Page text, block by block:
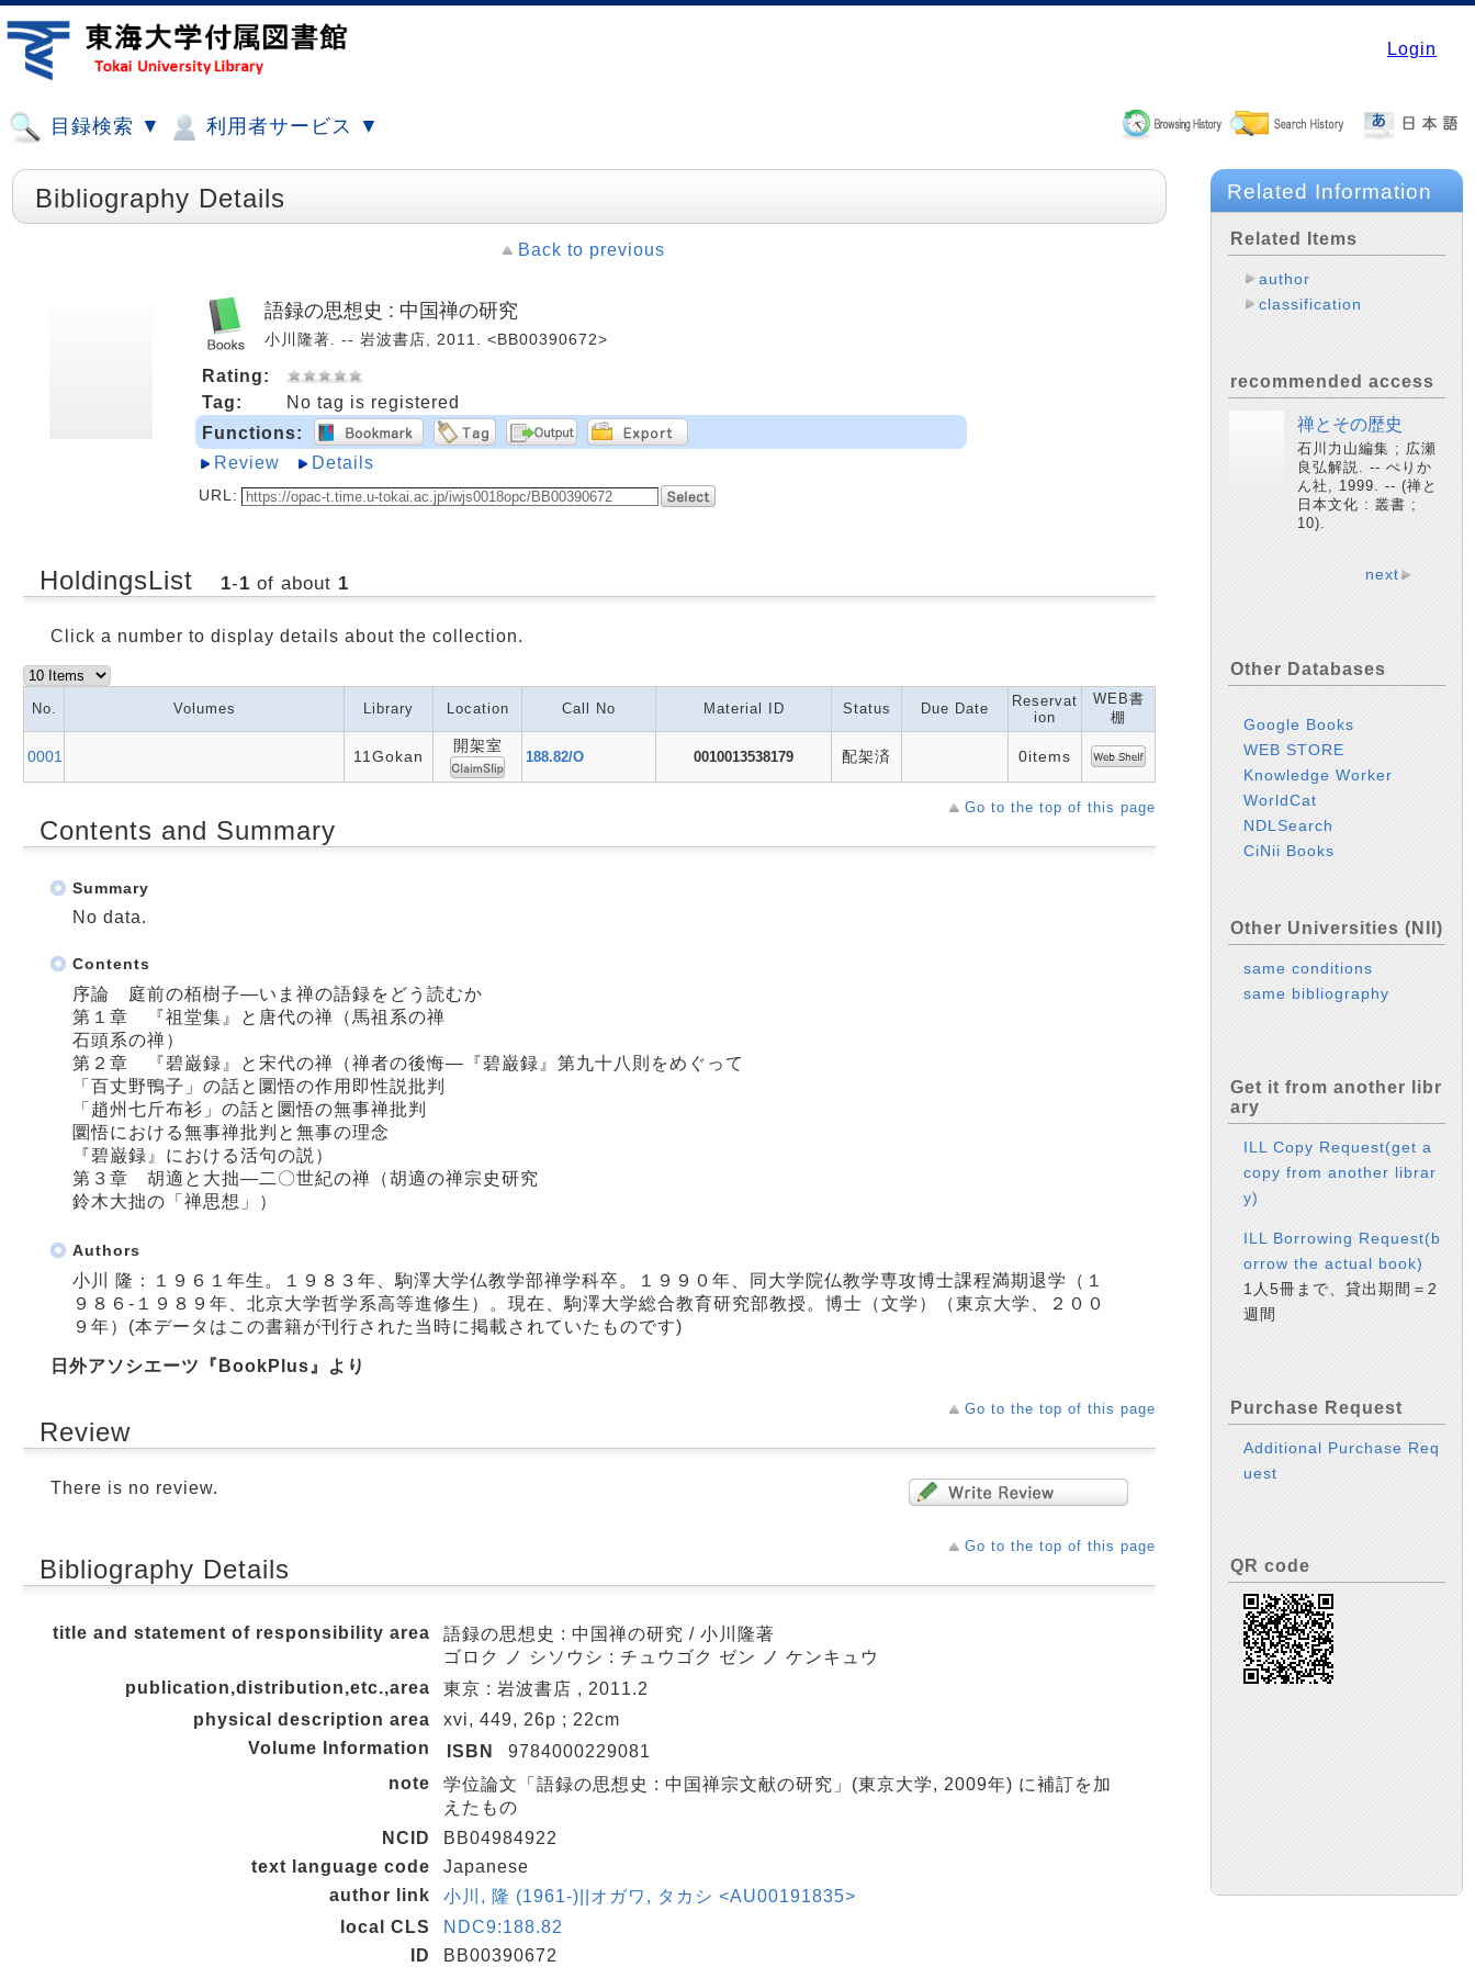
Login
目録検索 ▼ 利用者サービス ▼
Bibliography Details
Back to previous
語録の思想史 : 中国禅の研究
小川隆著. -- 岩波書店, 2011. <BB00390672>
Rating:
Tag:
No tag is registered
Functions:
Review
Details
URL:
HoldingsList 1-1 of about 1
Click a number to display details about the collection.
No. Volumes Library Location Call No Material ID Status Due Date
Reservat
ion
WEB書
棚
0001 11Gokan
開架室
188.82/O 0010013538179 配架済 0items
Go to the top of this page
Contents and Summary
Summary
No data.
Contents
序論 庭前の栢樹子―いま禅の語録をどう読むか
第１章 『祖堂集』と唐代の禅（馬祖系の禅
石頭系の禅）
第２章 『碧巌録』と宋代の禅（禅者の後悔―『碧巌録』第九十八則をめぐって
「百丈野鴨子」の話と圜悟の作用即性説批判
「趙州七斤布衫」の話と圜悟の無事禅批判
圜悟における無事禅批判と無事の理念
『碧巌録』における活句の説）
第３章 胡適と大拙―二〇世紀の禅（胡適の禅宗史研究
鈴木大拙の「禅思想」）
Authors
小川 隆：１９６１年生。１９８３年、駒澤大学仏教学部禅学科卒。１９９０年、同大学院仏教学専攻博士課程満期退学（１
９８６‐１９８９年、北京大学哲学系高等進修生）。現在、駒澤大学総合教育研究部教授。博士（文学）（東京大学、２００
９年）(本データはこの書籍が刊行された当時に掲載されていたものです)
日外アソシエーツ『BookPlus』より
Go to the top of this page
Review
There is no review.
Go to the top of this page
Bibliography Details
title and statement of responsibility area
語録の思想史 : 中国禅の研究 / 小川隆著
ゴロク ノ シソウシ : チュウゴク ゼン ノ ケンキュウ
publication,distribution,etc.,area
東京 : 岩波書店 , 2011.2
physical description area
xvi, 449, 26p ; 22cm
Volume Information
ISBN
9784000229081
note
学位論文「語録の思想史 : 中国禅宗文献の研究」(東京大学, 2009年) に補訂を加
えたもの
NCID
BB04984922
text language code
Japanese
author link
小川, 隆 (1961-)||オガワ, タカシ <AU00191835>
local CLS
NDC9:188.82
ID
BB00390672
Related Information
Related Items
author
classification
recommended access
禅とその歴史
石川力山編集 ; 広瀬
良弘解説. -- ぺりか
ん社, 1999. -- (禅と
日本文化 : 叢書 ;
10).
next
Other Databases
Google Books
WEB STORE
Knowledge Worker
WorldCat
NDLSearch
CiNii Books
Other Universities (NII)
same conditions
same bibliography
Get it from another libr
ary
ILL Copy Request(get a
copy from another librar
y)
ILL Borrowing Request(b
orrow the actual book)
1人5冊まで、貸出期間＝2
週間
Purchase Request
Additional Purchase Req
uest
QR code